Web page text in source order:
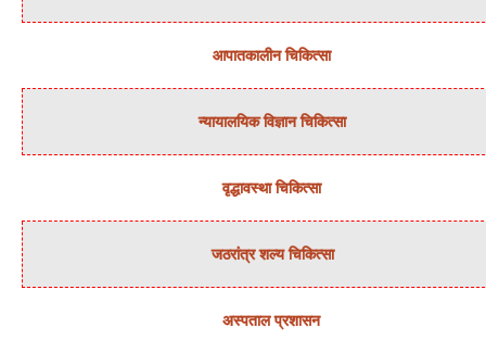
आपातकालीन चिकित्सा
न्‍यायालयिक विज्ञान चिकित्‍सा
वृद्धावस्था चिकित्सा
जठरांत्र शल्‍य चिकित्‍सा
अस्‍पताल प्रशासन